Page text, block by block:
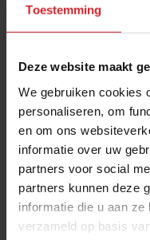
Toestemming
Deze website maakt
We gebruiken cookies
personaliseren, om
en om ons
informatie over uw
partners voor social
partners kunnen deze
informatie die u aan
verzameld op basis
No money, no